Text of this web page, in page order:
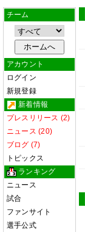
チーム
アカウント
ログイン
新規登録
新着情報
プレスリリース (2)
ニュース (20)
ブログ (7)
トピックス
ランキング
ニュース
試合
ファンサイト
選手公式